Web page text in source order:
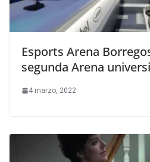
Esports Arena
segunda Arena
4 marzo, 2022